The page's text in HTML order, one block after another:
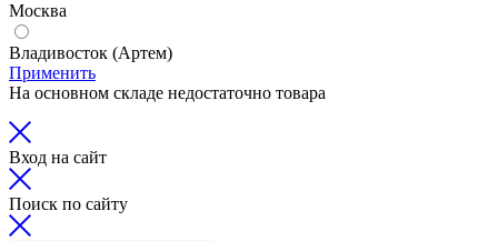
Москва
Владивосток (Артем)
Применить
На основном складе недостаточно товара
Вход на сайт
Поиск по сайту